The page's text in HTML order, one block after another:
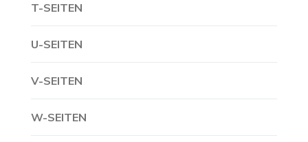
T-SEITEN
U-SEITEN
V-SEITEN
W-SEITEN